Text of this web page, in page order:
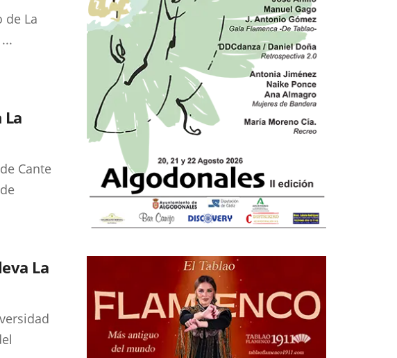
de La
Cante
La